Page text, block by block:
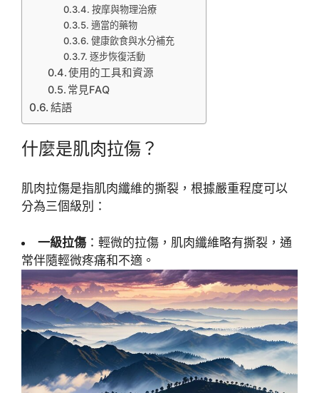
按摩與物理治療
適當的藥物
健康飲食與水分補充
逐步恢復活動
使用的工具和資源
常見FAQ
結語
什麼是肌肉拉傷？
肌肉拉傷是指肌肉纖維的撕裂，根據嚴重程度可以
分為三個級別：
一級拉傷 ：輕微的拉傷，肌肉纖維略有撕裂，通
常伴隨輕微疼痛和不適。